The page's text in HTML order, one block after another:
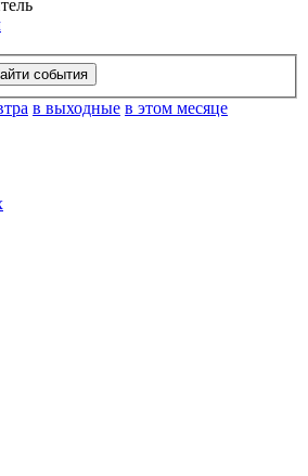
в выходные в этом месяце